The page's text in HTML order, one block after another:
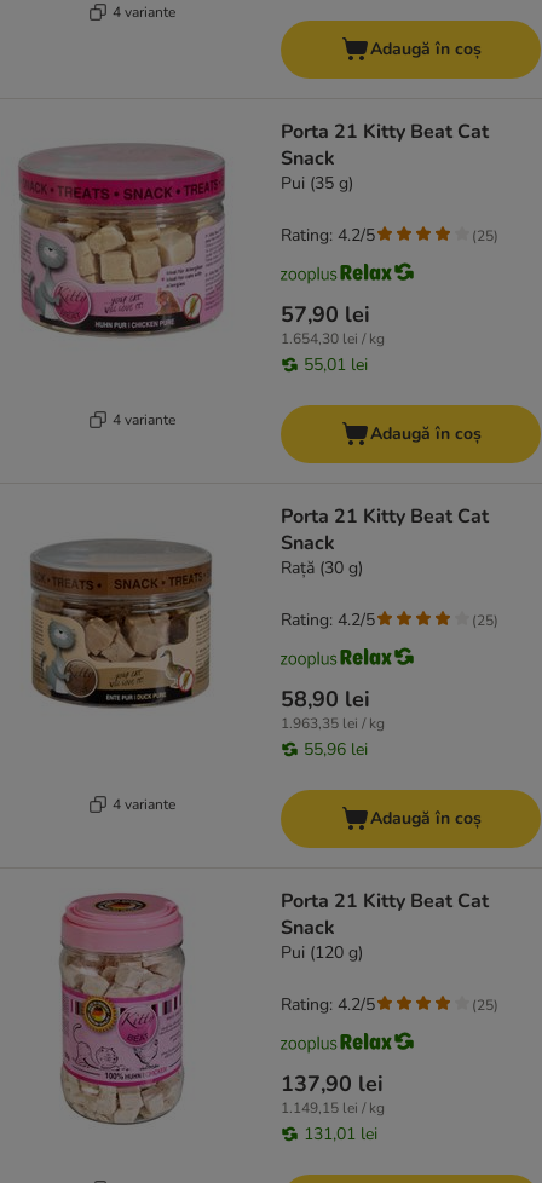
4 variante
Adaugă în coș
4 variante
Porta 21 Kitty Beat Cat
Snack
Pui (35 g)
57,90 lei
1.654,30 lei / kg
55,01 lei
Rating: 4.2/5 (25)
Adaugă în coș
4 variante
Porta 21 Kitty Beat Cat
Snack
Rață (30 g)
58,90 lei
1.963,35 lei / kg
55,96 lei
Rating: 4.2/5 (25)
Adaugă în coș
Porta 21 Kitty Beat Cat
Snack
Pui (120 g)
137,90 lei
1.149,15 lei / kg
131,01 lei
Rating: 4.2/5 (25)